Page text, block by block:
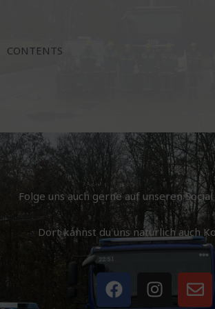
CONTENTS
Folge uns auch gerne auf unseren
Dort kannst du uns natürlich auch
F
a
I
n
E
n